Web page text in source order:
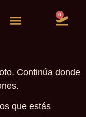
0
Continúa donde
que estás